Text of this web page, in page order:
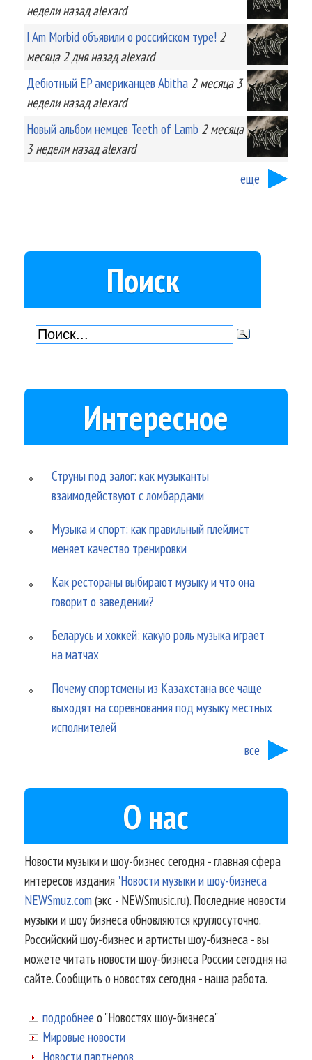
неделиназад alexard
I Am Morbid объявили о российском туре! 2
месяца 2 дняназад alexard
Дебютный EP американцев Abitha 2 месяца 3
неделиназад alexard
Новый альбом немцев Teeth of Lamb 2 месяца
3 неделиназад alexard
ещё
Поиск
Интересное
Струны под залог: как музыканты
взаимодействуют с ломбардами
Музыка и спорт: как правильный плейлист
меняет качество тренировки
Как рестораны выбирают музыку и что она
говорит о заведении?
Беларусь и хоккей: какую роль музыка играет
на матчах
Почему спортсмены из Казахстана все чаще
выходят на соревнования под музыку местных
исполнителей
все
О нас
Новости музыки и шоу-бизнес сегодня - главная сфера
интересов издания"Новости музыки и шоу-бизнеса
NEWSmuz.com(экс - NEWSmusic.ru). Последние новости
музыки и шоу бизнеса обновляются круглосуточно.
Российский шоу-бизнес и артисты шоу-бизнеса - вы
можете читать новости шоу-бизнеса России сегодня на
сайте. Сообщить о новостях сегодня - наша работа.
подробнее о "Новостях шоу-бизнеса"
Мировые новости
Новости партнеров